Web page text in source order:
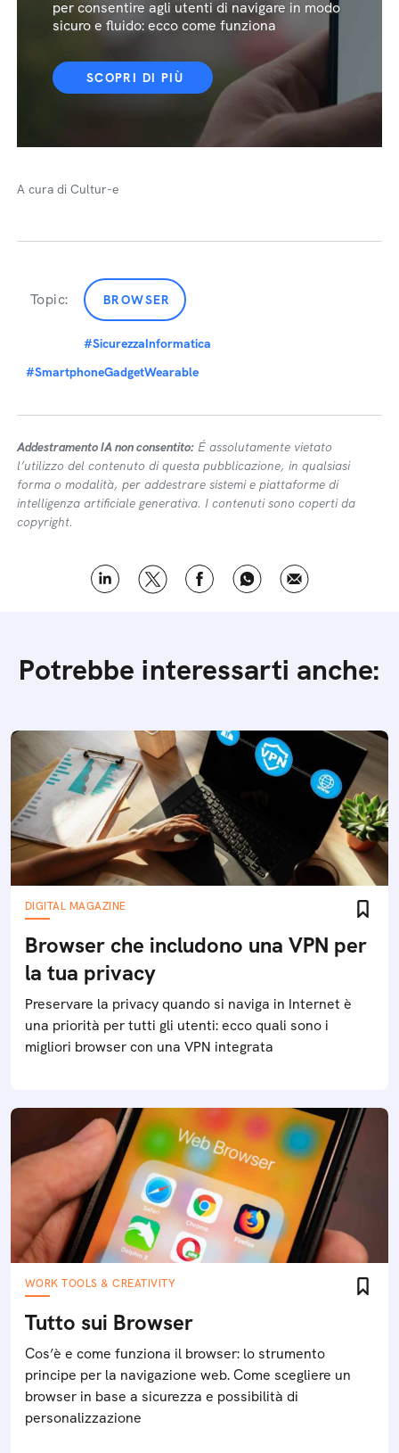
per consentire agli utenti di navigare in modo
sicuro e fluido: ecco come funziona
SCOPRI DI PIÙ
A cura di Cultur-e
Topic: BROWSER
#SicurezzaInformatica
#SmartphoneGadgetWearable
Addestramento IA non consentito: É assolutamente vietato
l’utilizzo del contenuto di questa pubblicazione, in qualsiasi
forma o modalità, per addestrare sistemi e piattaforme di
intelligenza artificiale generativa. I contenuti sono coperti da
copyright.
Potrebbe interessarti anche:
DIGITAL MAGAZINE
Browser che includono una VPN per
la tua privacy
Preservare la privacy quando si naviga in Internet è
una priorità per tutti gli utenti: ecco quali sono i
migliori browser con una VPN integrata
WORK TOOLS & CREATIVITY
Tutto sui Browser
Cos’è e come funziona il browser: lo strumento
principe per la navigazione web. Come scegliere un
browser in base a sicurezza e possibilità di
personalizzazione